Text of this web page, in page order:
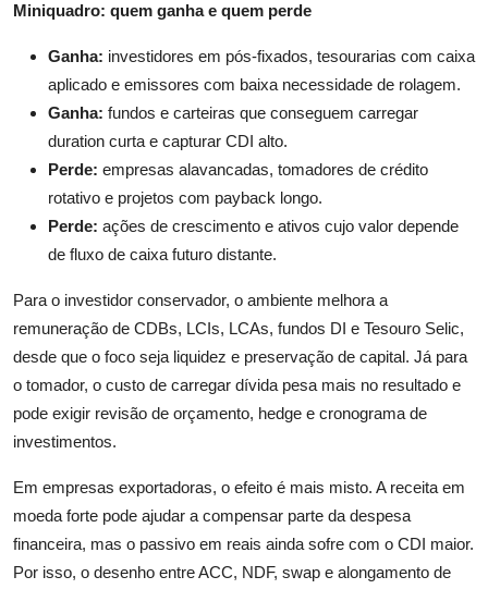
Miniquadro: quem ganha e quem perde
Ganha: investidores em pós-fixados, tesourarias com caixa
aplicado e emissores com baixa necessidade de rolagem.
Ganha: fundos e carteiras que conseguem carregar
duration curta e capturar CDI alto.
Perde: empresas alavancadas, tomadores de crédito
rotativo e projetos com payback longo.
Perde: ações de crescimento e ativos cujo valor depende
de fluxo de caixa futuro distante.
Para o investidor conservador, o ambiente melhora a
remuneração de CDBs, LCIs, LCAs, fundos DI e Tesouro Selic,
desde que o foco seja liquidez e preservação de capital. Já para
o tomador, o custo de carregar dívida pesa mais no resultado e
pode exigir revisão de orçamento, hedge e cronograma de
investimentos.
Em empresas exportadoras, o efeito é mais misto. A receita em
moeda forte pode ajudar a compensar parte da despesa
financeira, mas o passivo em reais ainda sofre com o CDI maior.
Por isso, o desenho entre ACC, NDF, swap e alongamento de